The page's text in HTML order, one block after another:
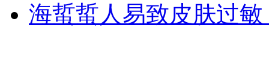
外交部：有关国家言论片面不公正
海蜇蜇人易致皮肤过